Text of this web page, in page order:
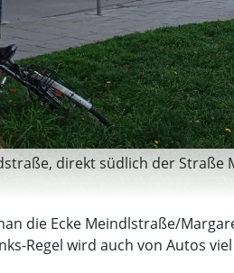
direkt südlich der
die Ecke Meindlstraße/
Regel wird auch von Autos